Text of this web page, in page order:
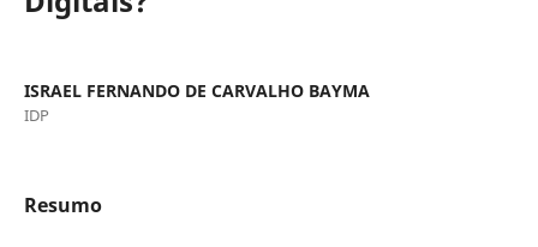
ISRAEL FERNANDO DE CARVALHO BAYMA
IDP
Resumo